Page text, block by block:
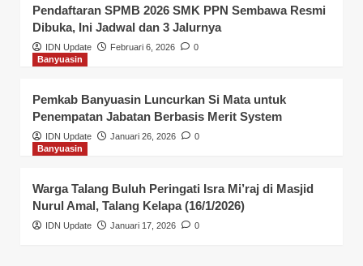
Pendaftaran SPMB 2026 SMK PPN Sembawa Resmi
Dibuka, Ini Jadwal dan 3 Jalurnya
IDN Update Februari 6, 2026
0
Banyuasin
Pemkab Banyuasin Luncurkan Si Mata untuk
Penempatan Jabatan Berbasis Merit System
IDN Update Januari 26, 2026
0
Banyuasin
Warga Talang Buluh Peringati Isra Mi’raj di Masjid
Nurul Amal, Talang Kelapa (16/1/2026)
IDN Update Januari 17, 2026 0